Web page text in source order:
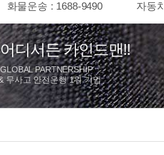
화물운송 : 1688-9490 자동
디서든 카인드맨!!
PARTNERSHIP
무사고 안전운행 1위 기업